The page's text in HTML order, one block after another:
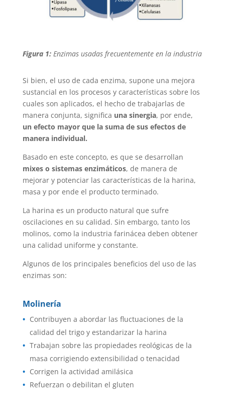
Figura 1:Enzimas usadas frecuentemente en la industria
Si bien, el uso de cada enzima, supone una mejora
sustancial en los procesos y características sobre los
cuales son aplicados, el hecho de trabajarlas de
manera conjunta, significa una sinergia, por ende,
un efecto mayor que la suma de sus efectos de
manera individual.
Basado en este concepto, es que se desarrollan
mixes o sistemas enzimáticos, de manera de
mejorar y potenciar las características de la harina,
masa y por ende el producto terminado.
La harina es un producto natural que sufre
oscilaciones en su calidad. Sin embargo, tanto los
molinos, como la industria farinácea deben obtener
una calidad uniforme y constante.
Algunos de los principales beneficios del uso de las
enzimas son:
Molinería
Contribuyen a abordar las fluctuaciones de la
calidad del trigo y estandarizar la harina
Trabajan sobre las propiedades reológicas de la
masa corrigiendo extensibilidad o tenacidad
Corrigen la actividad amilásica
Refuerzan o debilitan el gluten